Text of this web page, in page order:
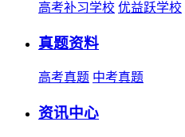
高考补习学校 优益跃学校
真题资料
高考真题 中考真题
资讯中心